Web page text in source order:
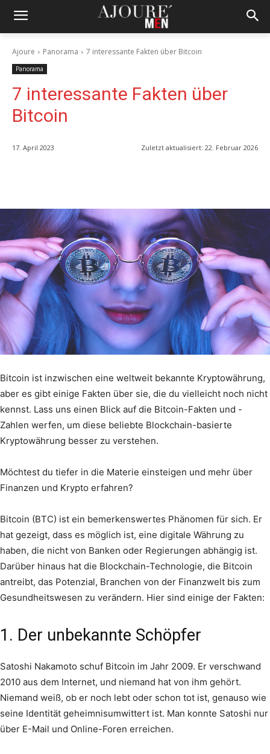
Ajoure Panorama 7 interessante Fakten über Bitcoin
Panorama
7 interessante Fakten über
Bitcoin
17. April 2023 Zuletzt aktualisiert: 22. Februar 2026
Bitcoin ist inzwischen eine weltweit bekannte Kryptowährung,
aber es gibt einige Fakten über sie, die du vielleicht noch nicht
kennst. Lass uns einen Blick auf die Bitcoin-Fakten und -
Zahlen werfen, um diese beliebte Blockchain-basierte
Kryptowährung besser zu verstehen.
Möchtest du tiefer in die Materie einsteigen und mehr über
Finanzen und Krypto erfahren?
Bitcoin (BTC) ist ein bemerkenswertes Phänomen für sich. Er
hat gezeigt, dass es möglich ist, eine digitale Währung zu
haben, die nicht von Banken oder Regierungen abhängig ist.
Darüber hinaus hat die Blockchain-Technologie, die Bitcoin
antreibt, das Potenzial, Branchen von der Finanzwelt bis zum
Gesundheitswesen zu verändern. Hier sind einige der Fakten:
1. Der unbekannte Schöpfer
Satoshi Nakamoto schuf Bitcoin im Jahr 2009. Er verschwand
2010 aus dem Internet, und niemand hat von ihm gehört.
Niemand weiß, ob er noch lebt oder schon tot ist, genauso wie
seine Identität geheimnisumwittert ist. Man konnte Satoshi nur
über E-Mail und Online-Foren erreichen.